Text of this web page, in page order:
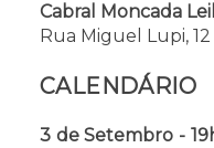
Cabral Moncada
Rua Miguel Lupi,
CALENDÁRIO
3 de Setembro -